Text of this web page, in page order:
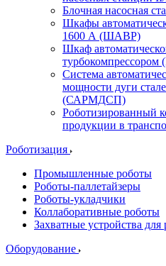
Блочная насосная
Шкафы
1600 А (ШАВР)
Шкаф
Система
мощности дуги
(САРМДСП)
Роботизированный
продукции в
Роботизация
Промышленные роботы
Роботы-паллетайзеры
Роботы-укладчики
Коллаборативные роботы
Захватные устройства для
Оборудование